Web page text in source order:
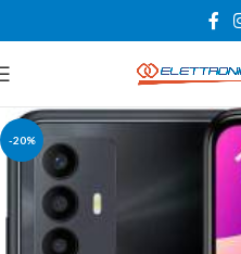
-20%